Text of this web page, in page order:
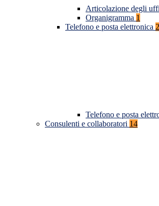
Articolazione degli
Organigramma 1
Telefono e posta elettronica 2
Telefono e posta
Consulenti e collaboratori 14